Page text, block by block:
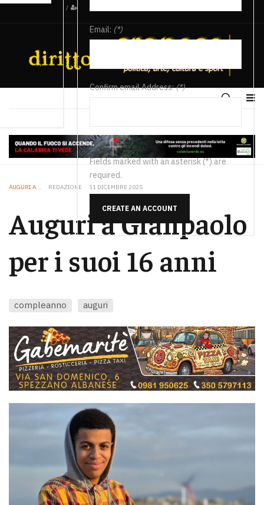
/
Email: (*)
Confirm email Address:(*)
Fields marked with an asterisk (*) are
required.
CREATE AN ACCOUNT
AUGURI A... REDAZIONE 11 DICEMBRE 2025
Auguri a Gianpaolo
per i suoi 16 anni
compleanno auguri